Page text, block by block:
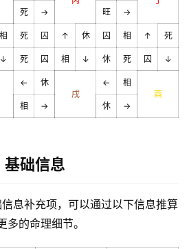
死 → 旺 →
相 死 囚 ↑ 休 囚 相 ↑ 死
↓ 死 囚 相 ↓ 休 死 囚 ↓
←
休
戌
←
相
酉
相 → 休 →
基础信息
息补充项，可以通过以下信息推算
多的命理细节。